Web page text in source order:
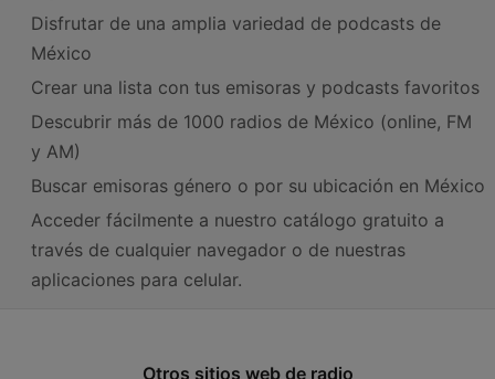
Disfrutar de una amplia variedad de podcasts de
México
Crear una lista con tus emisoras y podcasts favoritos
Descubrir más de 1000 radios de México (online, FM
y AM)
Buscar emisoras género o por su ubicación en México
Acceder fácilmente a nuestro catálogo gratuito a
través de cualquier navegador o de nuestras
aplicaciones para celular.
Otros sitios web de radio